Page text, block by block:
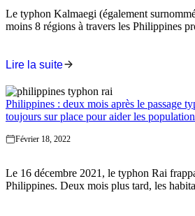
Le typhon Kalmaegi (également
moins 8 régions à travers les Philippines
personnes toujours portées disparues. Les
services d'intervention d'urgence.
Lire la suite
Philippines : deux mois après le passage
toujours sur place pour aider les
Février 18, 2022
Le 16 décembre 2021, le typhon Rai
Philippines. Deux mois plus tard, les